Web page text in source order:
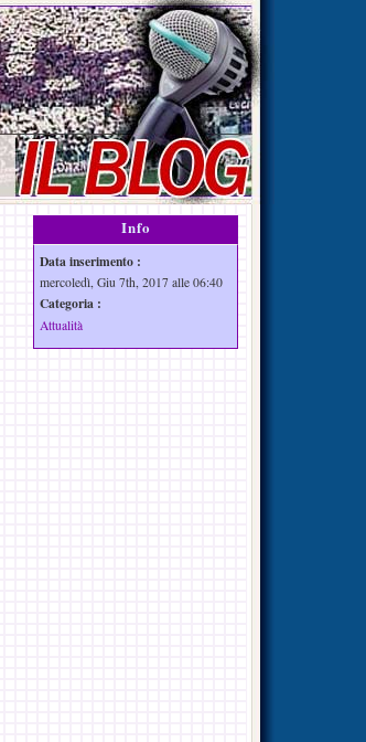
Info
Data inserimento :
mercoledì, Giu 7th, 2017 alle 06:40
Categoria :
Attualità